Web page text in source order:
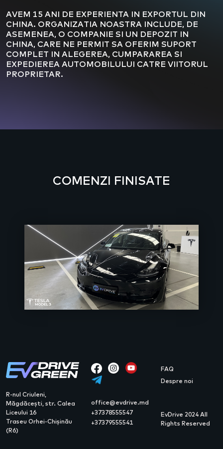
AVEM 15 ANI DE EXPERIENTA IN EXPORTUL DIN
CHINA. ORGANIZATIA NOASTRA INCLUDE, DE
ASEMENEA, O COMPANIE SI UN DEPOZIT IN
CHINA, CARE NE PERMIT SA OFERIM SUPORT
COMPLET IN ALEGEREA, CUMPARAREA SI
EXPEDIEREA AUTOMOBILULUI CATRE VIITORUL
PROPRIETAR.
COMENZI FINISATE
R-nul Criuleni,
Măgdăcești, str. Calea
Liceului 16
Traseu Orhei-Chișinău
(R6)
office@evdrive.md
+37378555547
+37379555541
FAQ
Despre noi
EvDrive 2024 All
Rights Reserved